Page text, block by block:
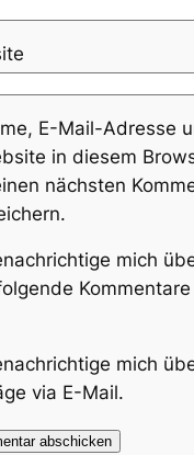
E-Mail-Adresse
in diesem
nächsten
mich
mich
via E-Mail.